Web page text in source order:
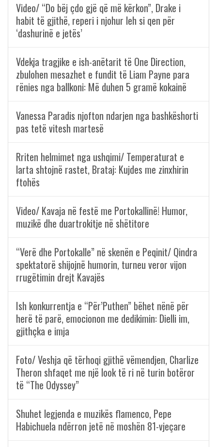
Video/ “Do bëj çdo gjë që më kërkon”, Drake i
habit të gjithë, reperi i njohur leh si qen për
‘dashurinë e jetës’
Vdekja tragjike e ish-anëtarit të One Direction,
zbulohen mesazhet e fundit të Liam Payne para
rënies nga ballkoni: Më duhen 5 gramë kokainë
Vanessa Paradis njofton ndarjen nga bashkëshorti
pas tetë vitesh martesë
Rriten helmimet nga ushqimi/ Temperaturat e
larta shtojnë rastet, Brataj: Kujdes me zinxhirin
ftohës
Video/ Kavaja në festë me Portokallinë! Humor,
muzikë dhe duartrokitje në shëtitore
“Verë dhe Portokalle” në skenën e Peqinit/ Qindra
spektatorë shijojnë humorin, turneu veror vijon
rrugëtimin drejt Kavajës
Ish konkurrentja e “Për’Puthen” bëhet nënë për
herë të parë, emocionon me dedikimin: Dielli im,
gjithçka e imja
Foto/ Veshja që tërhoqi gjithë vëmendjen, Charlize
Theron shfaqet me një look të ri në turin botëror
të “The Odyssey”
Shuhet legjenda e muzikës flamenco, Pepe
Habichuela ndërron jetë në moshën 81-vjeçare